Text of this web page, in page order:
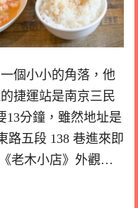
個小小的角落，他
捷運站是南京三民
13分鐘，雖然地址是
路五段 138 巷進來即
老木小店》外觀…